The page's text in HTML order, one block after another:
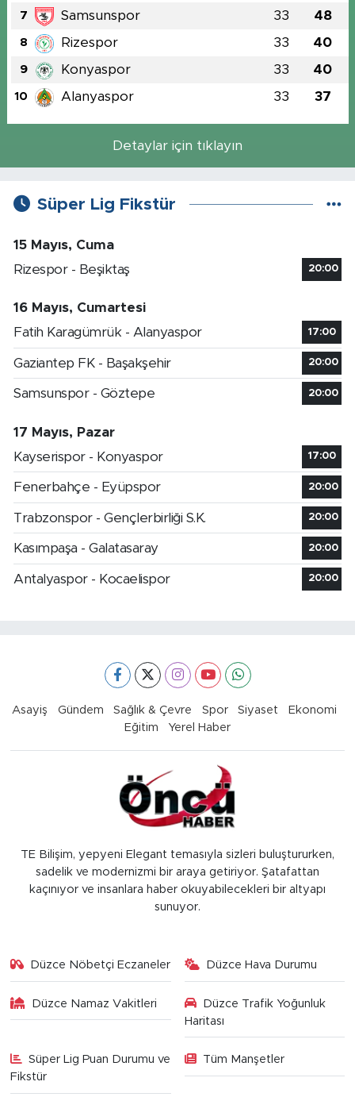
7 Samsunspor 33 48
8 Rizespor 33 40
9 Konyaspor 33 40
10 Alanyaspor 33 37
Detaylar için tıklayın
Süper Lig Fikstür
15 Mayıs, Cuma
Rizespor - Beşiktaş
20:00
16 Mayıs, Cumartesi
Fatih Karagümrük - Alanyaspor
17:00
Gaziantep FK - Başakşehir 20:00
Samsunspor - Göztepe 20:00
17 Mayıs, Pazar
Kayserispor - Konyaspor
17:00
Fenerbahçe - Eyüpspor 20:00
Trabzonspor - Gençlerbirliği S.K. 20:00
Kasımpaşa - Galatasaray 20:00
Antalyaspor - Kocaelispor 20:00
Asayiş Gündem Sağlık & Çevre Spor Siyaset
Ekonomi
Eğitim
Yerel Haber
TE Bilişim, yepyeni Elegant temasıyla sizleri buluştururken,
sadelik ve modernizmi bir araya getiriyor. Şatafattan
kaçınıyor ve insanlara haber okuyabilecekleri bir altyapı
sunuyor.
Düzce Nöbetçi Eczaneler Düzce Hava Durumu
Düzce Namaz Vakitleri
Düzce Trafik Yoğunluk
Haritası
Süper Lig Puan Durumu ve
Fikstür
Tüm Manşetler